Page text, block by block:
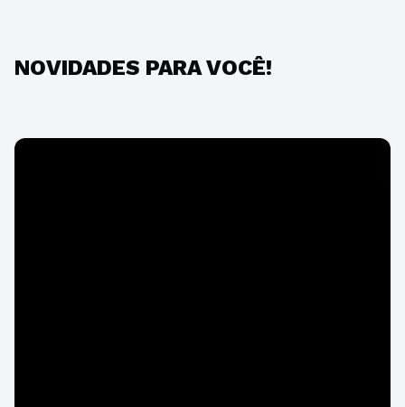
NOVIDADES PARA VOCÊ!